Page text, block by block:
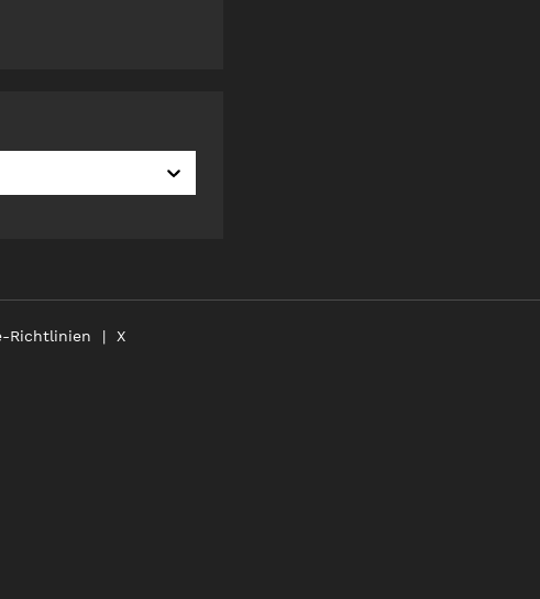
Richtlinien X